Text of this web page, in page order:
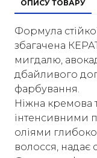
ОПИСУ ТОВАРУ
Формула
збагачена
мигдалю,
дбайливого
фарбування.
Ніжна кремова
інтенсивними
оліями
волосся, надає